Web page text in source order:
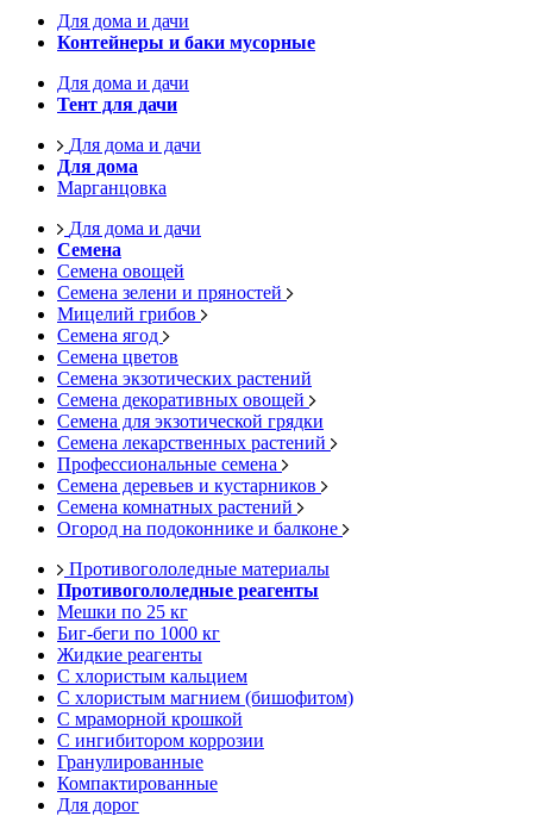
Для дома и дачи
Контейнеры и баки мусорные
Для дома и дачи
Тент для дачи
Для дома и дачи
Для дома
Марганцовка
Для дома и дачи
Семена
Семена овощей
Семена зелени и пряностей
Мицелий грибов
Семена ягод
Семена цветов
Семена экзотических растений
Семена декоративных овощей
Семена для экзотической грядки
Семена лекарственных растений
Профессиональные семена
Семена деревьев и кустарников
Семена комнатных растений
Огород на подоконнике и балконе
Противогололедные материалы
Противогололедные реагенты
Мешки по 25 кг
Биг-беги по 1000 кг
Жидкие реагенты
С хлористым кальцием
С хлористым магнием (бишофитом)
С мраморной крошкой
С ингибитором коррозии
Гранулированные
Компактированные
Для дорог